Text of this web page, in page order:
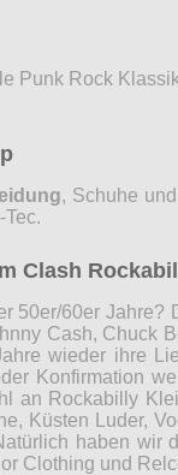
Punk Rock
, Schuhe und
Clash
50er/60er
Cash, Chuck
wieder ihre
Konfirmation
an Rockabilly
Küsten Luder,
haben
Clothing und